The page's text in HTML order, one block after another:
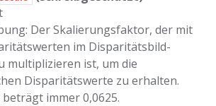
Der Skalierungsfaktor, der mit
im Disparitätsbild-
multiplizieren ist, um die
Disparitätswerte zu erhalten.
immer 0,0625.